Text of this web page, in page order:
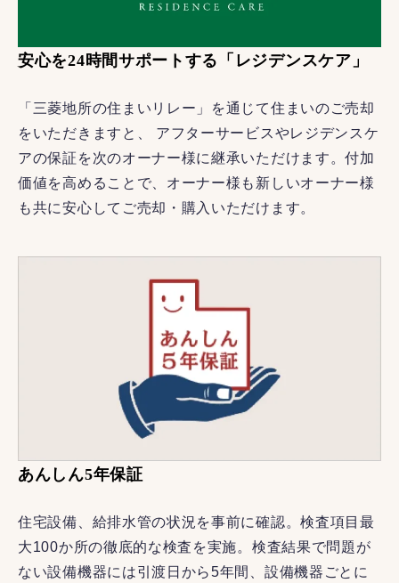
安心を24時間サポートする「レジデンスケア」
「三菱地所の住まいリレー」を通じて住まいのご売却
をいただきますと、 アフターサービスやレジデンスケ
アの保証を次のオーナー様に継承いただけます。付加
価値を高めることで、オーナー様も新しいオーナー様
も共に安心してご売却・購入いただけます。
あんしん5年保証
住宅設備、給排水管の状況を事前に確認。検査項目最
大100か所の徹底的な検査を実施。検査結果で問題が
ない設備機器には引渡日から5年間、設備機器ごとに